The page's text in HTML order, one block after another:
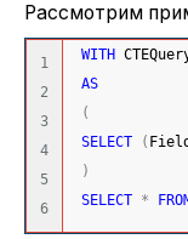
Рассмотрим
1
2
3
4
5
WITH
AS
(
SELECT
(
)
SELECT *